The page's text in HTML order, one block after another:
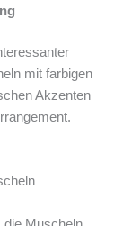
mit farbigen
Akzenten